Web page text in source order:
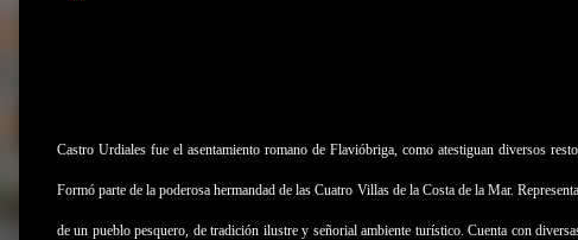
Castro Urdiales fue el asentamiento romano de Flavióbriga, como atestiguan diversos
Formó parte de la poderosa hermandad de las Cuatro Villas de la Costa de la Mar.
de un pueblo pesquero, de tradición ilustre y señorial ambiente turístico. Cuenta con